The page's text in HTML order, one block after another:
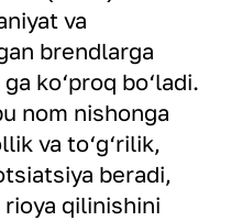
va
brendlarga
ko‘proq bo‘ladi.
nom nishonga
va to‘g‘rilik,
beradi,
rioya qilinishini